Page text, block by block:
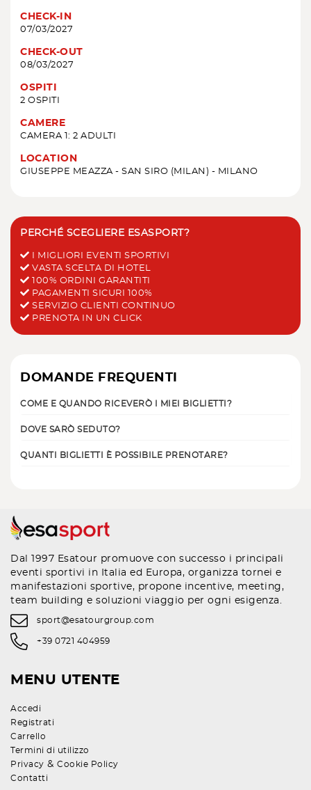
CHECK-IN
07/03/2027
CHECK-OUT
08/03/2027
OSPITI
2 OSPITI
CAMERE
CAMERA 1: 2 ADULTI
LOCATION
GIUSEPPE MEAZZA - SAN SIRO (MILAN) - MILANO
PERCHÉ SCEGLIERE ESASPORT?
I MIGLIORI EVENTI SPORTIVI
VASTA SCELTA DI HOTEL
100% ORDINI GARANTITI
PAGAMENTI SICURI 100%
SERVIZIO CLIENTI CONTINUO
PRENOTA IN UN CLICK
DOMANDE FREQUENTI
COME E QUANDO RICEVERÒ I MIEI BIGLIETTI?
DOVE SARÒ SEDUTO?
QUANTI BIGLIETTI È POSSIBILE PRENOTARE?
Dal 1997 Esatour promuove con successo i principali
eventi sportivi in Italia ed Europa, organizza tornei e
manifestazioni sportive, propone incentive, meeting,
team building e soluzioni viaggio per ogni esigenza.
sport@esatourgroup.com
+39 0721 404959
MENU UTENTE
Accedi
Registrati
Carrello
Termini di utilizzo
Privacy & Cookie Policy
Contatti